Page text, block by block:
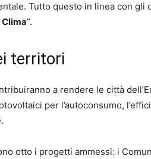
Tutto questo in linea con
”.
territori
a rendere le città
per l’autoconsumo,
otto i progetti ammessi: i